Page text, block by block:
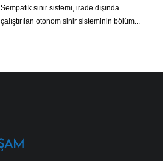
Sempatik sinir sistemi, irade dışında
çalıştırılan otonom sinir sisteminin bölüm...